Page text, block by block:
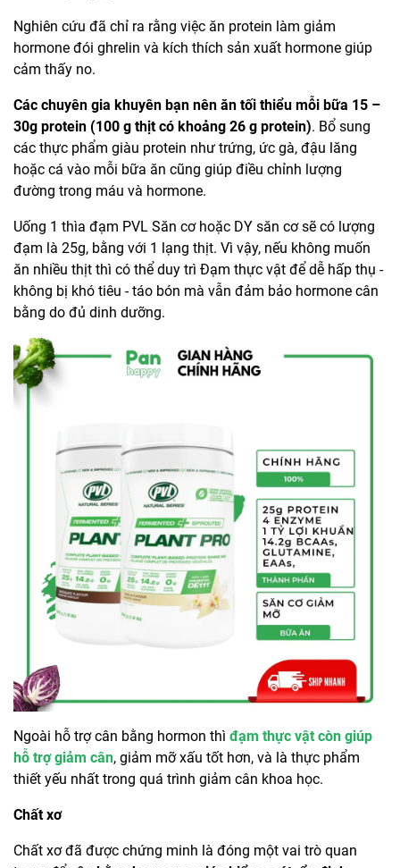
Nghiên cứu đã chỉ ra rằng việc ăn protein làm giảm
hormone đói ghrelin và kích thích sản xuất hormone giúp
cảm thấy no.
Các chuyên gia khuyên bạn nên ăn tối thiểu mỗi bữa 15 –
30g protein (100 g thịt có khoảng 26 g protein). Bổ sung
các thực phẩm giàu protein như trứng, ức gà, đậu lăng
hoặc cá vào mỗi bữa ăn cũng giúp điều chỉnh lượng
đường trong máu và hormone.
Uống 1 thìa đạm PVL Săn cơ hoặc DY săn cơ sẽ có lượng
đạm là 25g, bằng với 1 lạng thịt. Vì vậy, nếu không muốn
ăn nhiều thịt thì có thể duy trì Đạm thực vật để dễ hấp thụ -
không bị khó tiêu - táo bón mà vẫn đảm bảo hormone cân
bằng do đủ dinh dưỡng.
Ngoài hỗ trợ cân bằng hormon thì đạm thực vật còn giúp
hỗ trợ giảm cân, giảm mỡ xấu tốt hơn, và là thực phẩm
thiết yếu nhất trong quá trình giảm cân khoa học.
Chất xơ
Chất xơ đã được chứng minh là đóng một vai trò quan